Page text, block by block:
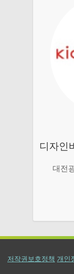
디자인
대전
저작권보호정책 개인